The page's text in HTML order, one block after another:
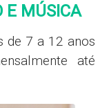
E MÚSICA
de 7 a 12 anos
até